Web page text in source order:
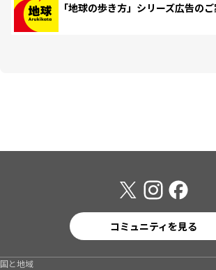
「地球の歩き方」シリーズ広告の
コミュニティを見る
国と地域